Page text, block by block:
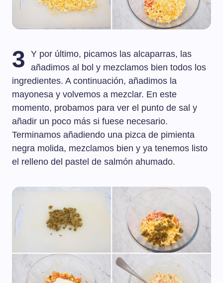
3
Y por último, picamos las alcaparras, las
añadimos al bol y mezclamos bien todos los
ingredientes. A continuación, añadimos la
mayonesa y volvemos a mezclar. En este
momento, probamos para ver el punto de sal y
añadir un poco más si fuese necesario.
Terminamos añadiendo una pizca de pimienta
negra molida, mezclamos bien y ya tenemos listo
el relleno del pastel de salmón ahumado.